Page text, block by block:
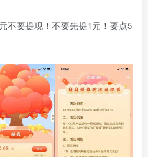
不要提现！不要先提1元！要点5